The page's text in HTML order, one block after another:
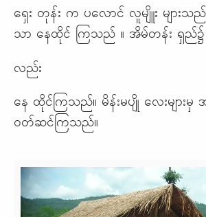
ရှေး တုန်း က ပလောင် လူမျိူး များသ
သာ နေထိုင် ကြသည် ။ အိမ်တန်း ရှည်၌
လည်း
နေ ထိုင်ကြသည်။ မိန်းမပျို လေးများမှ
ဝတ်ဆင်ကြသည်။